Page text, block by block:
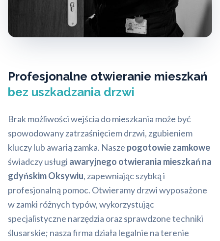
Profesjonalne otwieranie mieszkań
bez uszkadzania drzwi
Brak możliwości wejścia do mieszkania może być
spowodowany zatrzaśnięciem drzwi, zgubieniem
kluczy lub awarią zamka. Nasze pogotowie zamkowe
świadczy usługi awaryjnego otwierania mieszkań na
gdyńskim Oksywiu, zapewniając szybką i
profesjonalną pomoc. Otwieramy drzwi wyposażone
w zamki różnych typów, wykorzystując
specjalistyczne narzędzia oraz sprawdzone techniki
ślusarskie; nasza firma działa legalnie na terenie